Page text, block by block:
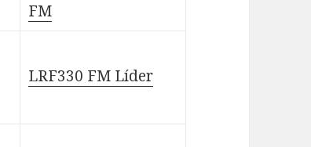
FM
LRF330 FM Líder